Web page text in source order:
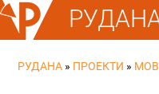
РУДАНА » ПРОЕКТИ »